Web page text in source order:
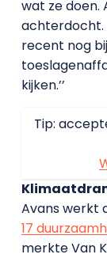
wat ze
achterdocht.
recent nog
kijken.’’
Tip:
Avans werkt
17
merkte Van